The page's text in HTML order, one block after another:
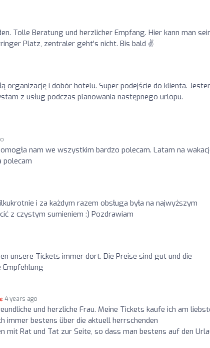
Tolle Beratung und herzlicher Empfang. Hier kann man
Platz, zentraler geht's nicht. Bis bald ✌
organizację i dobór hotelu. Super podejście do klienta.
z usług podczas planowania następnego urlopu.
nam we wszystkim bardzo polecam. Latam na
polecam
i za każdym razem obsługa była na najwyższym
z czystym sumieniem :) Pozdrawiam
unsere Tickets immer dort. Die Preise sind gut und die
Empfehlung
4 years ago
und herzliche Frau. Meine Tickets kaufe ich am
immer bestens über die aktuell herrschenden
mit Rat und Tat zur Seite, so dass man bestens auf den